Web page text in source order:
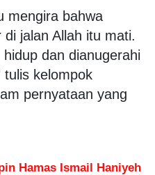
mengira bahwa
jalan Allah itu mati.
dan dianugerahi
tulis kelompok
pernyataan yang
Hamas Ismail Haniyeh